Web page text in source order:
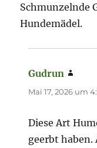
Schmunzelnde
Hundemädel.
Gudrun
Mai 17, 2026 um
Diese Art
geerbt